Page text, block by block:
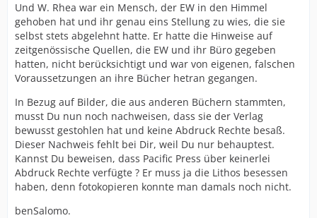
Und W. Rhea war ein Mensch, der EW in den Himmel
gehoben hat und ihr genau eins Stellung zu wies, die sie
selbst stets abgelehnt hatte. Er hatte die Hinweise auf
zeitgenössische Quellen, die EW und ihr Büro gegeben
hatten, nicht berücksichtigt und war von eigenen, falschen
Voraussetzungen an ihre Bücher hetran gegangen.
In Bezug auf Bilder, die aus anderen Büchern stammten,
musst Du nun noch nachweisen, dass sie der Verlag
bewusst gestohlen hat und keine Abdruck Rechte besaß.
Dieser Nachweis fehlt bei Dir, weil Du nur behauptest.
Kannst Du beweisen, dass Pacific Press über keinerlei
Abdruck Rechte verfügte ? Er muss ja die Lithos besessen
haben, denn fotokopieren konnte man damals noch nicht.
benSalomo.